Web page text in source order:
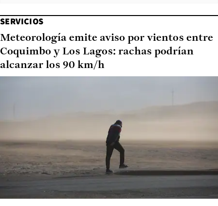
SERVICIOS
Meteorología emite aviso por vientos entre
Coquimbo y Los Lagos: rachas podrían
alcanzar los 90 km/h